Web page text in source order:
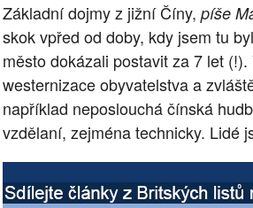
Základní dojmy z jižní Číny, píše
skok vpřed od doby, kdy jsem tu
město dokázali postavit za 7 let
westernizace obyvatelstva a
například neposlouchá čínská
vzdělaní, zejména technicky. Lidé